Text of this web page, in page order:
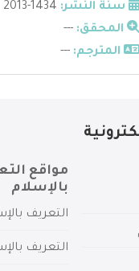
سنة النشر:
المحقق: ---
المترجم: ---
مواقع
بالإسلام
التعريف
التعريف